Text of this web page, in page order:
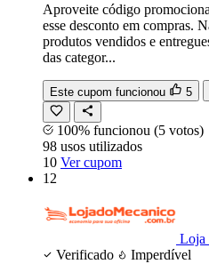
Aproveite código
esse desconto em compras.
produtos vendidos e
das categor...
Este cupom funcionou 5
100% funcionou (5 votos)
98 usos utilizados
10 Ver cupom
12
Loja
Verificado
Imperdível